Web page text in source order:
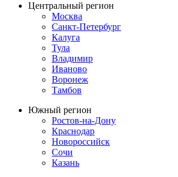
Центральный регион
Москва
Санкт-Петербург
Калуга
Тула
Владимир
Иваново
Воронеж
Тамбов
Южный регион
Ростов-на-Дону
Краснодар
Новороссийск
Сочи
Казань